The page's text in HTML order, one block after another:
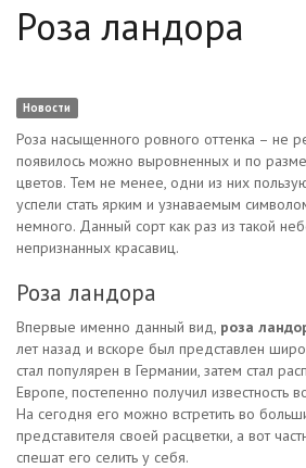
Роза ландора
Новости
Роза насыщенного ровного оттенка – не
появилось можно выровненных и по
цветов. Тем не менее, одни из них
успели стать ярким и узнаваемым
немного. Данный сорт как раз из такой
непризнанных красавиц.
Роза ландора
Впервые именно данный вид, роза
лет назад и вскоре был представлен
стал популярен в Германии, затем стал
Европе, постепенно получил известность
На сегодня его можно встретить во
представителя своей расцветки, а вот
спешат его селить у себя.